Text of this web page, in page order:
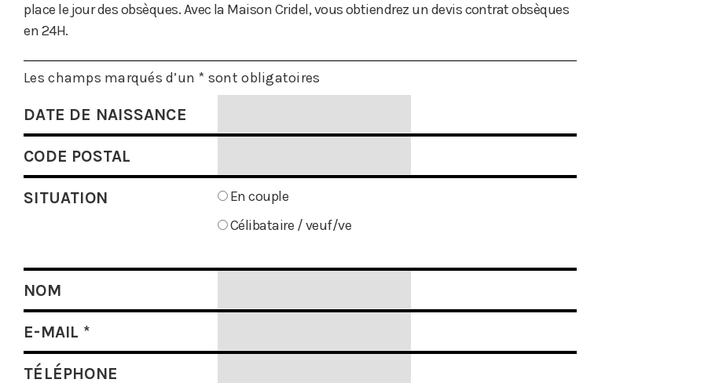
place le jour des obsèques. Avec la Maison Cridel, vous obtiendrez un devis contrat obsèques
en 24H.
Les champs marqués d’un * sont obligatoires
DATE DE NAISSANCE
CODE POSTAL
SITUATION
En couple
Célibataire / veuf/ve
NOM
E-MAIL *
TÉLÉPHONE